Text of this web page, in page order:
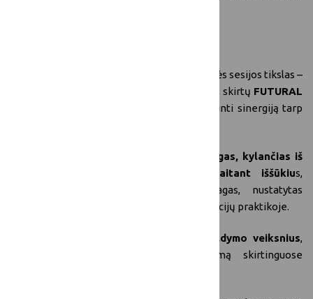
Šios FUTURAL EU-RIF 2-osios internetinės sesijos tikslas –
prisidėti prie įrodymais paremtų įžvalgų, skirtų FUTURAL
ir sustiprinti sinergiją tarp
Pristatyti ir aptarti pagrindines įžvalgas, kylančias iš
diskusijų apie išmanųjį kaimą, įskaitant iššūkius,
palankias sąlygas ir politikos spragas, nustatytas
išmaniuosiuose kaimuose ir kaimo inovacijų praktikoje.
pagrindinius politikos ir valdymo veiksnius,
skatinančius kaimo inovacijų diegimą skirtinguose